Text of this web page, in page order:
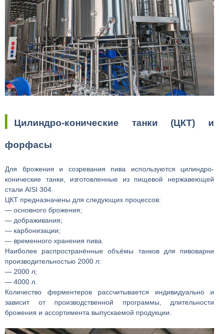
Цилиндро-конические танки (ЦКТ) и
форфасы
Для брожения и созревания пива используются цилиндро-
конические танки, изготовленные из пищевой нержавеющей
стали AISI 304.
ЦКТ предназначены для следующих процессов:
— основного брожения;
— дображивания;
— карбонизации;
— временного хранения пива.
Наиболее распространённые объёмы танков для пивоварни
производительностью 2000 л:
— 2000 л;
— 4000 л.
Количество ферментеров рассчитывается индивидуально и
зависит от производственной программы, длительности
брожения и ассортимента выпускаемой продукции.